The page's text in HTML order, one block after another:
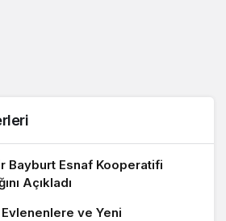
Bayburt Esnaf Kooperatifi
Açıkladı
ve Yeni